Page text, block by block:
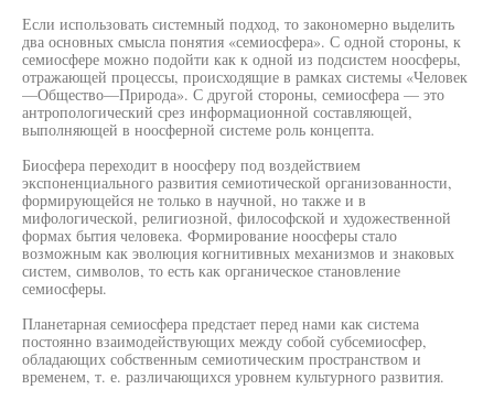
Если использовать системный подход, то закономерно выделить
два основных смысла понятия «семиосфера». С одной стороны, к
семиосфере можно подойти как к одной из подсистем ноосферы,
отражающей процессы, происходящие в рамках системы «Человек
—Общество—Природа». С другой стороны, семиосфера — это
антропологический срез информационной составляющей,
выполняющей в ноосферной системе роль концепта.
Биосфера переходит в ноосферу под воздействием
экспоненциального развития семиотической организованности,
формирующейся не только в научной, но также и в
мифологической, религиозной, философской и художественной
формах бытия человека. Формирование ноосферы стало
возможным как эволюция когнитивных механизмов и знаковых
систем, символов, то есть как органическое становление
семиосферы.
Планетарная семиосфера предстает перед нами как система
постоянно взаимодействующих между собой субсемиосфер,
обладающих собственным семиотическим пространством и
временем, т. е. различающихся уровнем культурного развития.